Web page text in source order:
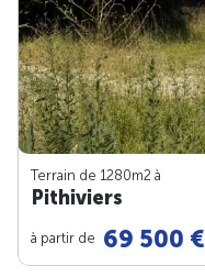
Terrain de 1280m2 à
Pithiviers
à partir de 69 500 €